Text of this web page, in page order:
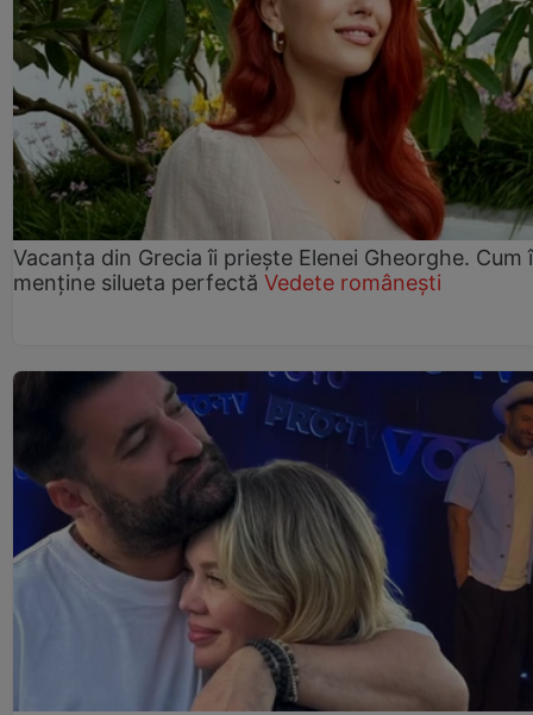
Vacanța din Grecia îi priește Elenei Gheorghe. Cum
menține silueta perfectă Vedete românești